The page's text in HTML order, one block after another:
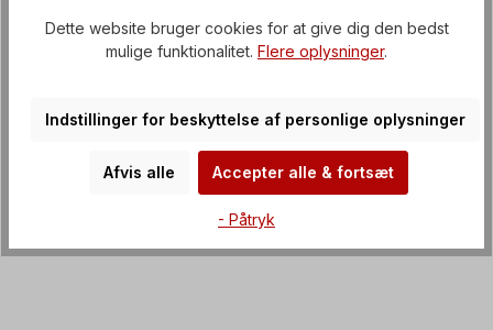
Beskrivelse af
Tandhjulsgearmotor (gearkasse med IEC-flange til
265/460 V-60 Hz (± 5 % i henhol…
Mere om det
Dette website bruger cookies for at give dig den bedst
mulige funktionalitet. Flere oplysninger.
Indstillinger for beskyttelse af personlige oplysninger
Afvis alle Accepter alle & fortsæt
- Påtryk